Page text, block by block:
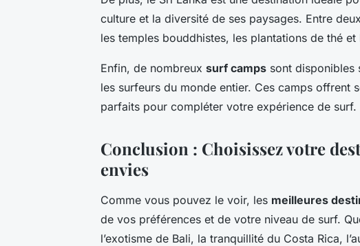
culture et la diversité de ses paysages. Entre
les temples bouddhistes, les plantations de thé et
Enfin, de nombreux surf camps sont disponibles
les surfeurs du monde entier. Ces camps offrent
parfaits pour compléter votre expérience de surf.
Conclusion : Choisissez votre
envies
Comme vous pouvez le voir, les meilleures
de vos préférences et de votre niveau de surf.
l’exotisme de Bali, la tranquillité du Costa Rica,